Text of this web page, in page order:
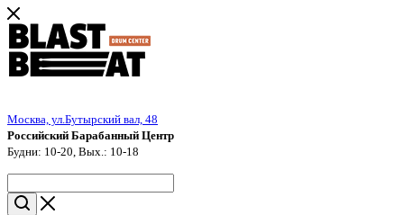
Москва, ул.Бутырский вал, 48
Российский Барабанный Центр
Будни: 10-20, Вых.: 10-18